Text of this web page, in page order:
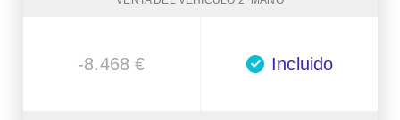
-8.468 € Incluido